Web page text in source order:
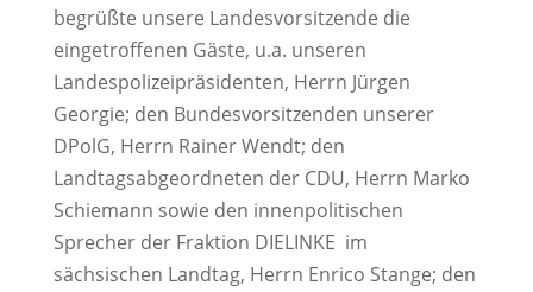
begrüßte unsere Landesvorsitzende die
eingetroffenen Gäste, u.a. unseren
Landespolizeipräsidenten, Herrn Jürgen
Georgie; den Bundesvorsitzenden unserer
DPolG, Herrn Rainer Wendt; den
Landtagsabgeordneten der CDU, Herrn Marko
Schiemann sowie den innenpolitischen
Sprecher der Fraktion DIELINKE im
sächsischen Landtag, Herrn Enrico Stange; den